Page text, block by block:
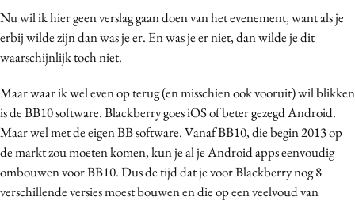
Diversiteit
Effectiviteit
Gedragsverandering
Influencer marketing
Interne communicatie
Martech
Media
Merkstrategie
Nu wil ik hier geen verslag gaan doen van het evenement, want als je
erbij wilde zijn dan was je er. En was je er niet, dan wilde je dit
waarschijnlijk toch niet.
Maar waar ik wel even op terug (en misschien ook vooruit) wil blikken
is de BB10 software. Blackberry goes iOS of beter gezegd Android.
Maar wel met de eigen BB software. Vanaf BB10, die begin 2013 op
de markt zou moeten komen, kun je al je Android apps eenvoudig
ombouwen voor BB10. Dus de tijd dat je voor Blackberry nog 8
verschillende versies moest bouwen en die op een veelvoud van